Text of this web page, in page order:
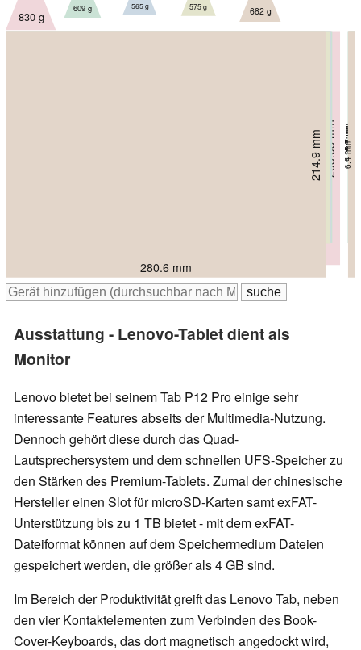
203.98 mm 6.2 mm
830 g
184.7 mm 6.7 mm
609 g
184.5 mm 5.6 mm
565 g
185 mm 5.7 mm
575 g
280.6 mm
214.9 mm 6.4 mm
682 g
Ausstattung - Lenovo-Tablet dient als
Monitor
Lenovo bietet bei seinem Tab P12 Pro einige sehr
interessante Features abseits der Multimedia-Nutzung.
Dennoch gehört diese durch das Quad-
Lautsprechersystem und dem schnellen UFS-Speicher zu
den Stärken des Premium-Tablets. Zumal der chinesische
Hersteller einen Slot für microSD-Karten samt exFAT-
Unterstützung bis zu 1 TB bietet - mit dem exFAT-
Dateiformat können auf dem Speichermedium Dateien
gespeichert werden, die größer als 4 GB sind.
Im Bereich der Produktivität greift das Lenovo Tab, neben
den vier Kontaktelementen zum Verbinden des Book-
Cover-Keyboards, das dort magnetisch angedockt wird,